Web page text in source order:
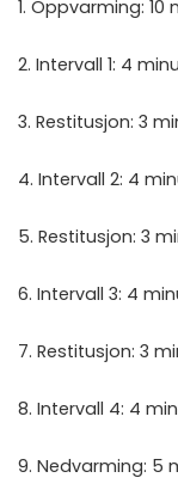
1. Oppvarming: 10
2. Intervall 1: 4
3. Restitusjon: 3
4. Intervall 2: 4
5. Restitusjon: 3
6. Intervall 3: 4
7. Restitusjon: 3
8. Intervall 4: 4
9. Nedvarming: 5